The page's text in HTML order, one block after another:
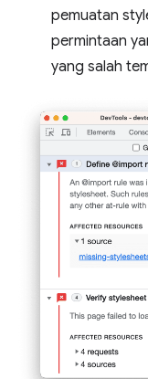
pemuatan
permintaan
yang salah